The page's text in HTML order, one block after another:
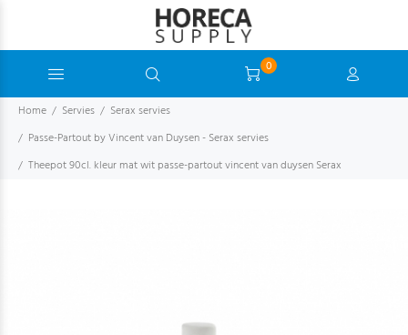
0
Home Servies
Serax servies
Passe-Partout by Vincent van Duysen - Serax servies
Theepot 90cl. kleur mat wit passe-partout vincent van duysen Serax